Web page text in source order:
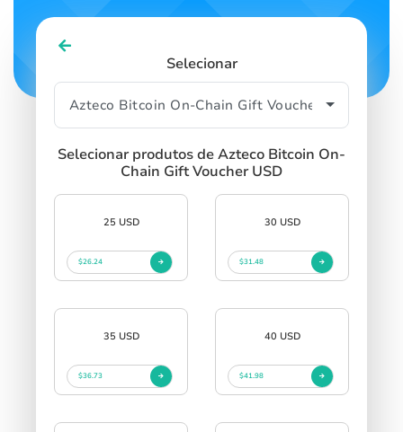
Selecionar
Selecionar produtos de Azteco Bitcoin On-
Chain Gift Voucher USD
25 USD
$26.24
30 USD
$31.48
35 USD
$36.73
40 USD
$41.98